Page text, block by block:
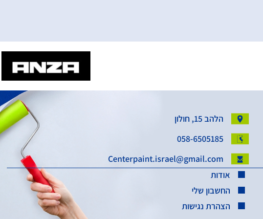
הלהב 15, חולון
058-6505185
Centerpaint.israel@gmail.com
אודות
החשבון שלי
הצהרת נגישות